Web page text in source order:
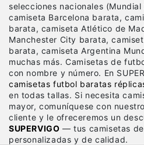
selecciones nacionales
camiseta Barcelona barata,
barata, camiseta Atlético de
Manchester City barata,
barata, camiseta Argentina
muchas más. Camisetas de
con nombre y número. En
camisetas futbol baratas
en todas tallas. Si necesita
mayor, comuníquese con
cliente y le ofreceremos un
SUPERVIGO — tus camisetas
personalizadas y de calidad.